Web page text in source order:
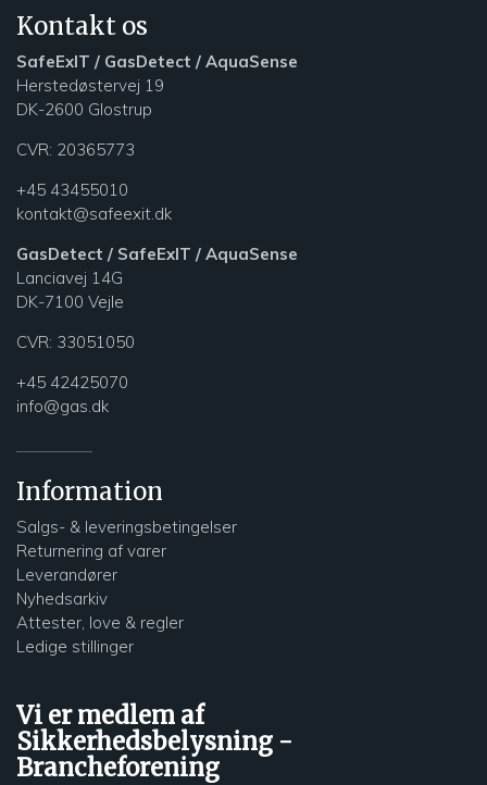
Kontakt os
SafeExIT / GasDetect / AquaSense
Herstedøstervej 19
DK-2600 Glostrup
CVR: 20365773
+45 43455010
kontakt@safeexit.dk
GasDetect / SafeExIT / AquaSense
Lanciavej 14G
DK-7100 Vejle
CVR: 33051050
+45 42425070
info@gas.dk
Information
Salgs- & leveringsbetingelser
Returnering af varer
Leverandører
Nyhedsarkiv
Attester, love & regler
Ledige stillinger
Vi er medlem af
Sikkerhedsbelysning -
Brancheforening